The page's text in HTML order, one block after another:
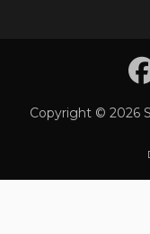
Copyright © 2026